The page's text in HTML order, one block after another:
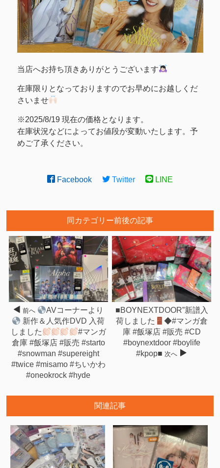
当店へお持ち頂きありがとうございます
在庫限りとなっておりますのでお早めにお越しくだ
さいませ
※2025/8/19 現在の価格となります。
在庫状況などによってお値段が変動いたします。予
めご了承ください。
Facebook Twitter LINE
同カテゴリー前後の記事
前へ
AVコーナーより
新作＆人気作DVD 入荷
しました
#マンガ
倉庫 #飯塚店 #販売 #starto
#snowman #supereight
#twice #misamo #ちいかわ
#oneokrock #hyde
■BOYNEXTDOOR”新譜入
荷しました
◆#マンガ倉
庫 #飯塚店 #販売 #CD
#boynextdoor #boylife
#kpop■ 次へ
関連記事